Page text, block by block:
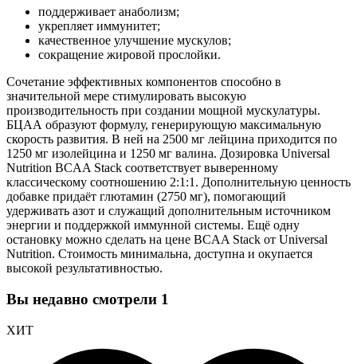
поддерживает анаболизм;
укрепляет иммунитет;
качественное улучшение мускулов;
сокращение жировой прослойки.
Сочетание эффективных компонентов способно в
значительной мере стимулировать высокую
производительность при создании мощной мускулатуры.
БЦАА образуют формулу, генерирующую максимальную
скорость развития. В ней на 2500 мг лейцина приходится по
1250 мг изолейцина и 1250 мг валина. Дозировка Universal
Nutrition BCAA Stack соответствует выверенному
классическому соотношению 2:1:1. Дополнительную ценность
добавке придаёт глютамин (2750 мг), помогающий
удерживать азот и служащий дополнительным источником
энергии и поддержкой иммунной системы. Ещё одну
остановку можно сделать на цене BCAA Stack от Universal
Nutrition. Стоимость минимальна, доступна и окупается
высокой результативностью.
Вы недавно смотрели 1
ХИТ